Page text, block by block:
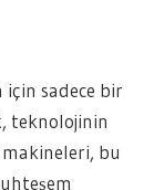
sadece bir
teknolojinin
bu